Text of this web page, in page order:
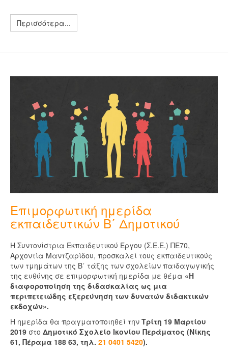
Περισσότερα...
Επιμορφωτική ημερίδα
εκπαιδευτικών B΄ Δημοτικού
Η Συντονίστρια Εκπαιδευτικού Έργου (Σ.Ε.Ε.) ΠΕ70,
Αρχοντία Μαντζαρίδου, προσκαλεί τους εκπαιδευτικούς
των τμημάτων της Β΄ τάξης των σχολείων παιδαγωγικής
της ευθύνης σε επιμορφωτική ημερίδα με θέμα «Η
διαφοροποίηση της διδασκαλίας ως μια
περιπετειώδης εξερεύνηση των δυνατών διδακτικών
εκδοχών».
Η ημερίδα θα πραγματοποιηθεί την Τρίτη 19 Μαρτίου
2019 στο Δημοτικό Σχολείο Ικονίου Περάματος (Νίκης
61, Πέραμα 188 63, τηλ. 21 0401 5420).